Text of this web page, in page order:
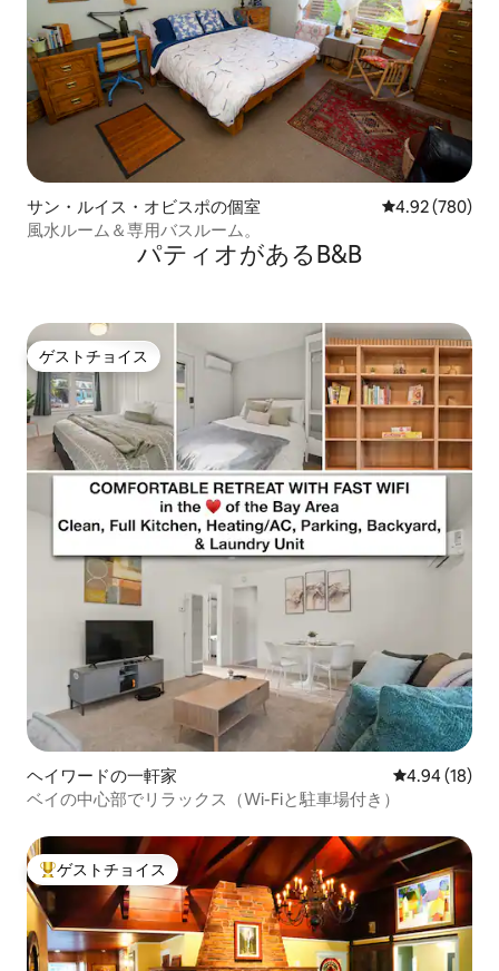
サン・ルイス・オビスポの個室 レビュー780
4.92 (780)
風水ルーム＆専用バスルーム。
パティオがあるB&B
ゲストチョイス
ゲストチョイス
ヘイワードの一軒家 レビュー18
4.94 (18)
ベイの中心部でリラックス（Wi-Fiと駐車場付き）
大好評のゲストチョイスです。
ゲストチョイス